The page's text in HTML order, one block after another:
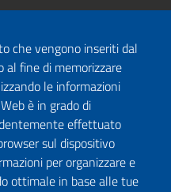
che vengono inseriti dal
al fine di memorizzare
le informazioni
è in grado di
effettuato
sul dispositivo
per organizzare e
ottimale in base alle tue